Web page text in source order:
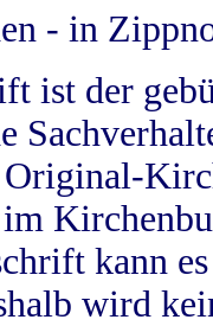
- in
ist der
kann
wird